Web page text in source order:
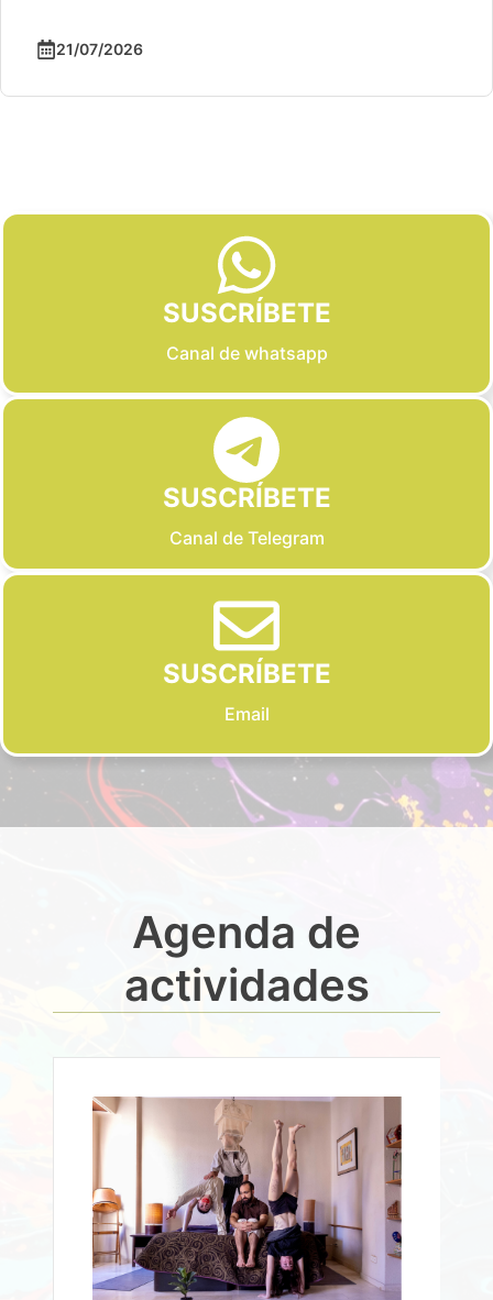
21/07/2026
SUSCRÍBETE
Canal de whatsapp
SUSCRÍBETE
Canal de Telegram
SUSCRÍBETE
Email
Agenda de
actividades